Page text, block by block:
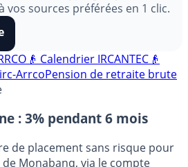
de notre équipe face aux
décryptage, ajoutez
vos sources préférées en 1 clic.
: 3% pendant 6 mois